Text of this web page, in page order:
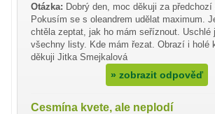
Otázka: Dobrý den, moc děkuji za předchozí
Pokusím se s oleandrem udělat maximum.
chtěla zeptat, jak ho mám seříznout. Uschlé
všechny listy. Kde mám řezat. Obrazí i holé
děkuji Jitka Smejkalová
» zobrazit odpověď
Cesmína kvete, ale neplodí